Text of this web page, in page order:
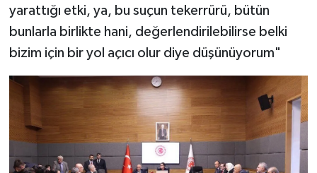
yarattığı etki, ya, bu suçun tekerrürü, bütün
bunlarla birlikte hani, değerlendirilebilirse belki
bizim için bir yol açıcı olur diye düşünüyorum"